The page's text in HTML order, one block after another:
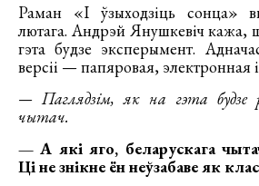
Раман «І ўзыходзіць сонца»
лютага. Андрэй Янушкевіч кажа,
гэта будзе эксперымент.
версіі — папяровая, электронная
— Паглядзім, як на гэта будзе
чытач.
— А які яго, беларускага
Ці не знікне ён неўзабаве як